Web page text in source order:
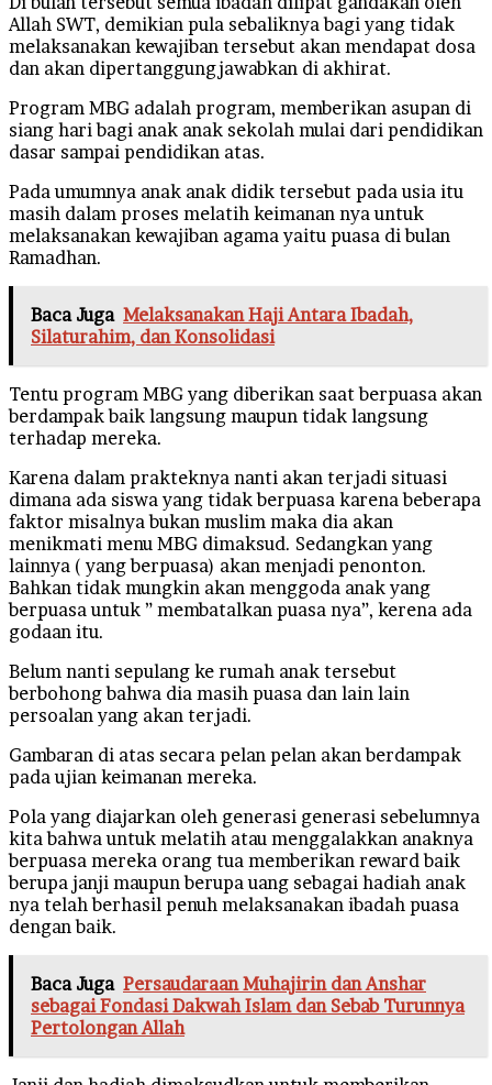
Allah SWT, demikian pula sebaliknya bagi yang tidak
melaksanakan kewajiban tersebut akan mendapat dosa
dan akan dipertanggungjawabkan di akhirat.
Program MBG adalah program, memberikan asupan di
siang hari bagi anak anak sekolah mulai dari pendidikan
dasar sampai pendidikan atas.
Pada umumnya anak anak didik tersebut pada usia itu
masih dalam proses melatih keimanan nya untuk
melaksanakan kewajiban agama yaitu puasa di bulan
Ramadhan.
Baca Juga Melaksanakan Haji Antara Ibadah,
Silaturahim, dan Konsolidasi
Tentu program MBG yang diberikan saat berpuasa akan
berdampak baik langsung maupun tidak langsung
terhadap mereka.
Karena dalam prakteknya nanti akan terjadi situasi
dimana ada siswa yang tidak berpuasa karena beberapa
faktor misalnya bukan muslim maka dia akan
menikmati menu MBG dimaksud. Sedangkan yang
lainnya ( yang berpuasa) akan menjadi penonton.
Bahkan tidak mungkin akan menggoda anak yang
berpuasa untuk ” membatalkan puasa nya”, kerena ada
godaan itu.
Belum nanti sepulang ke rumah anak tersebut
berbohong bahwa dia masih puasa dan lain lain
persoalan yang akan terjadi.
Gambaran di atas secara pelan pelan akan berdampak
pada ujian keimanan mereka.
Pola yang diajarkan oleh generasi generasi sebelumnya
kita bahwa untuk melatih atau menggalakkan anaknya
berpuasa mereka orang tua memberikan reward baik
berupa janji maupun berupa uang sebagai hadiah anak
nya telah berhasil penuh melaksanakan ibadah puasa
dengan baik.
Baca Juga Persaudaraan Muhajirin dan Anshar
sebagai Fondasi Dakwah Islam dan Sebab Turunnya
Pertolongan Allah